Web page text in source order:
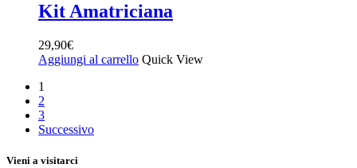
Kit Amatriciana
29,90€
Aggiungi al carrello Quick View
1
2
3
Successivo
Vieni a visitarci